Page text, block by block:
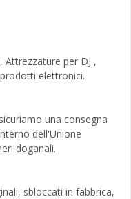
per DJ ,
elettronici.
una consegna
dell'Unione
doganali.
sbloccati in fabbrica,